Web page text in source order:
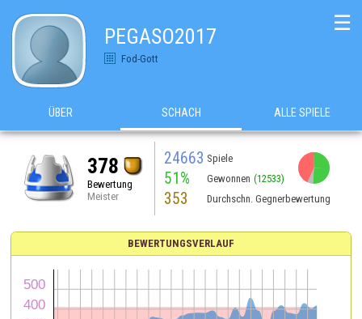
PEGASO2017
Fod-Gott
☰
ÜBER SCHACH ALLE SPIELE
378
Bewertung
Meister
24663 Spiele
51% Gewonnen (12533)
353 Durchschn. Gegnerbewertung
BEWERTUNGSVERLAUF